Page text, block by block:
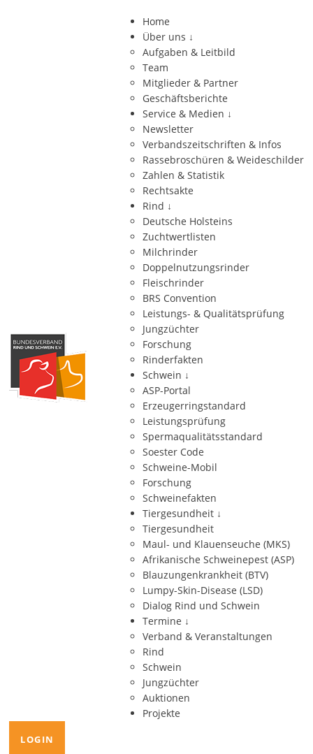
Home
Über uns ↓
Aufgaben & Leitbild
Team
Mitglieder & Partner
Geschäftsberichte
Service & Medien ↓
Newsletter
Verbandszeitschriften & Infos
Rassebroschüren & Weideschilder
Zahlen & Statistik
Rechtsakte
Rind ↓
Deutsche Holsteins
Zuchtwertlisten
Milchrinder
Doppelnutzungsrinder
Fleischrinder
BRS Convention
Leistungs- & Qualitätsprüfung
Jungzüchter
Forschung
Rinderfakten
Schwein ↓
ASP-Portal
Erzeugerringstandard
Leistungsprüfung
Spermaqualitätsstandard
Soester Code
Schweine-Mobil
Forschung
Schweinefakten
Tiergesundheit ↓
Tiergesundheit
Maul- und Klauenseuche (MKS)
Afrikanische Schweinepest (ASP)
Blauzungenkrankheit (BTV)
Lumpy-Skin-Disease (LSD)
Dialog Rind und Schwein
Termine ↓
Verband & Veranstaltungen
Rind
Schwein
Jungzüchter
Auktionen
Projekte
LOGIN